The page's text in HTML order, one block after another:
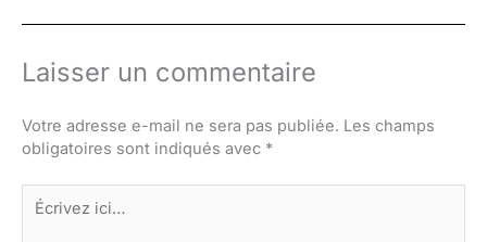
Laisser un commentaire
Votre adresse e-mail ne sera pas publiée. Les champs
obligatoires sont indiqués avec *
Écrivez
ici…